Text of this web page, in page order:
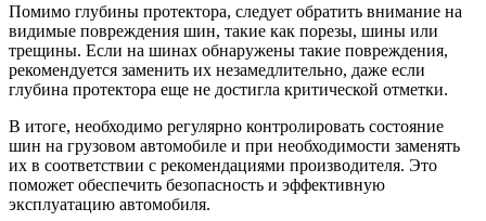
Помимо глубины протектора, следует обратить внимание на
видимые повреждения шин, такие как порезы, шины или
трещины. Если на шинах обнаружены такие повреждения,
рекомендуется заменить их незамедлительно, даже если
глубина протектора еще не достигла критической отметки.
В итоге, необходимо регулярно контролировать состояние
шин на грузовом автомобиле и при необходимости заменять
их в соответствии с рекомендациями производителя. Это
поможет обеспечить безопасность и эффективную
эксплуатацию автомобиля.